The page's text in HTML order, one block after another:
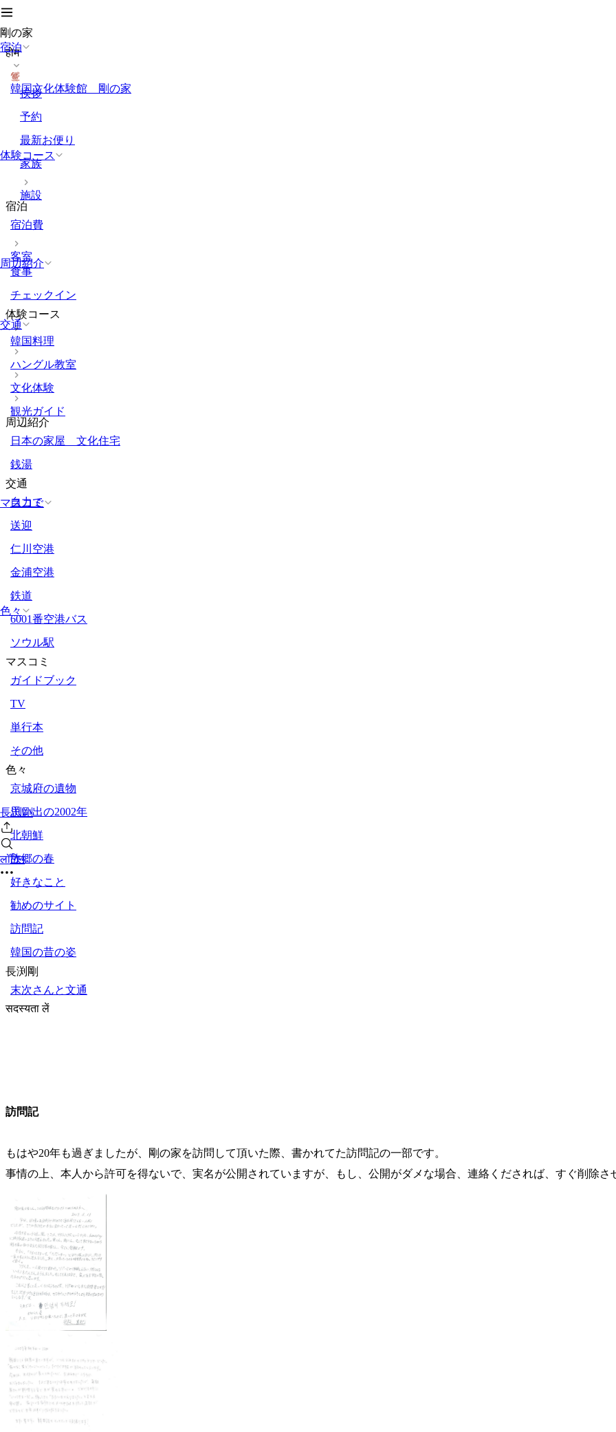
剛の家
宿泊
体験コース
周辺紹介
交通
マスコミ
色々
長渕剛
लॉगिन
होम
韓国文化体験館 剛の家
挨拶
予約
最新お便り
家族
施設
宿泊
宿泊費
客室
食事
チェックイン
体験コース
韓国料理
ハングル教室
文化体験
観光ガイド
周辺紹介
日本の家屋 文化住宅
銭湯
交通
自力で
送迎
仁川空港
金浦空港
鉄道
6001番空港バス
ソウル駅
マスコミ
ガイドブック
TV
単行本
その他
色々
京城府の遺物
思い出の2002年
北朝鮮
故郷の春
好きなこと
勧めのサイト
訪問記
韓国の昔の姿
長渕剛
末次さんと文通
सदस्यता लें
訪問記
もはや20年も過ぎましたが、剛の家を訪問して頂いた際、書かれてた訪問記の一部です。
事情の上、本人から許可を得ないで、実名が公開されていますが、もし、公開がダメな場合、連絡くだされば、すぐ削除さ